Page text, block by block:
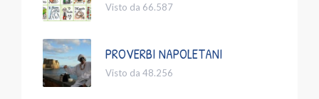
Visto da 66.587
PROVERBI NAPOLETANI
Visto da 48.256